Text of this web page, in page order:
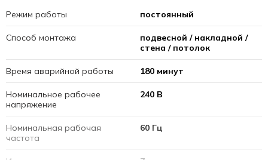
Режим работы постоянный
Способ монтажа
подвесной / накладной /
стена / потолок
Время аварийной работы 180 минут
Номинальное рабочее
напряжение
240 В
Номинальная рабочая
частота
60 Гц